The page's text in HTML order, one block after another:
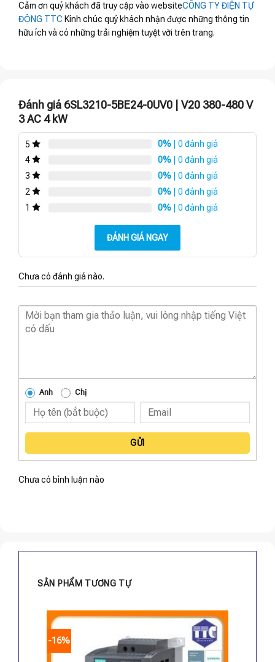
Cảm ơn quý khách đã truy cập vào websiteCÔNG TY ĐIỆN TỰ
ĐỘNG TTC Kính chúc quý khách nhận được những thông tin
hữu ích và có những trải nghiệm tuyệt vời trên trang.
Đánh giá 6SL3210-5BE24-0UV0 | V20 380-480 V
3 AC 4 kW
5 0% | 0 đánh giá
4
0% | 0 đánh giá
3
0% | 0 đánh giá
2
0% | 0 đánh giá
1
0% | 0 đánh giá
ĐÁNH GIÁ NGAY
Chưa có đánh giá nào.
Anh Chị
GỬI
Chưa có bình luận nào
SẢN PHẨM TƯƠNG TỰ
-16%